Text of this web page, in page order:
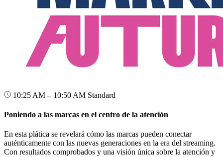
10:25 AM – 10:50 AM Standard
Poniendo a las marcas en el centro de la atención
En esta plática se revelará cómo las marcas pueden conectar
auténticamente con las nuevas generaciones en la era del streaming.
Con resultados comprobados y una visión única sobre la atención y